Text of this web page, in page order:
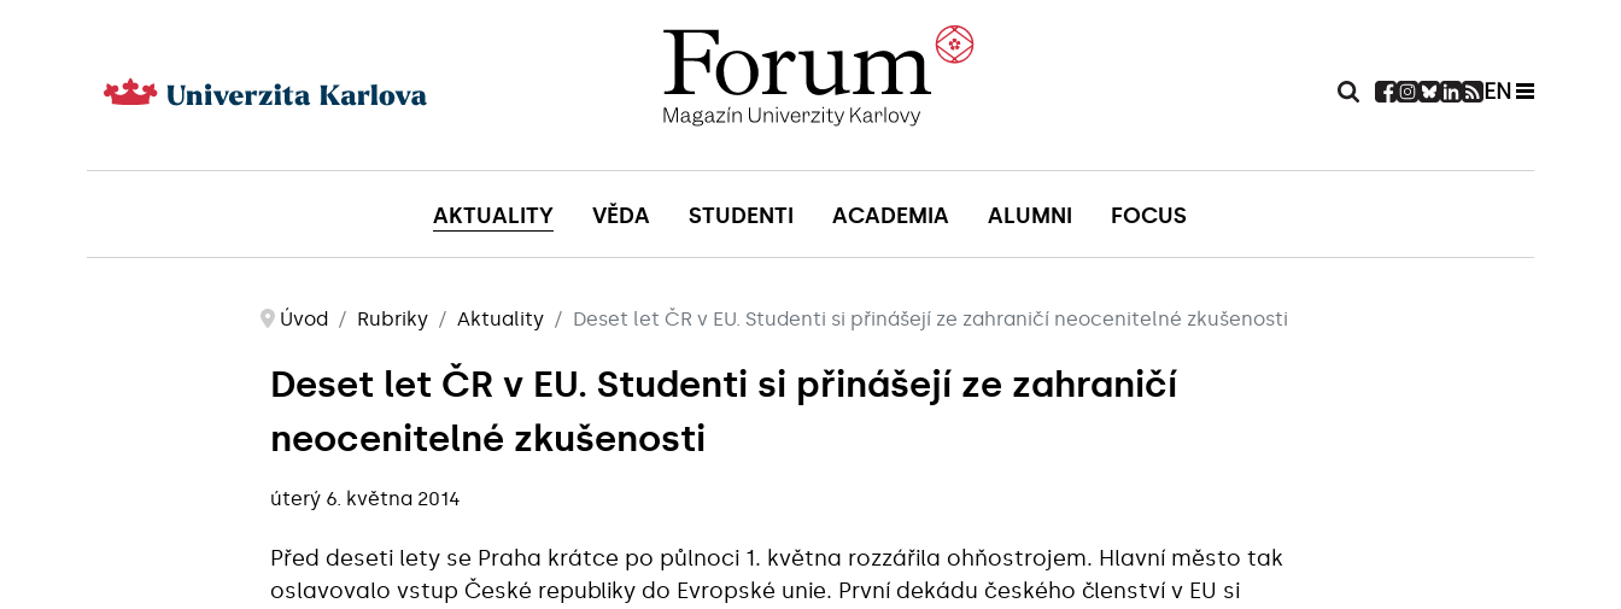
EN
AKTUALITY VĚDA STUDENTI ACADEMIA ALUMNI FOCUS
Úvod Rubriky Aktuality Deset let ČR v EU. Studenti si přinášejí ze zahraničí neocenitelné zkušenosti
Deset let ČR v EU. Studenti si přinášejí ze zahraničí
neocenitelné zkušenosti
úterý 6. května 2014
Před deseti lety se Praha krátce po půlnoci 1. května rozzářila ohňostrojem. Hlavní město tak
oslavovalo vstup České republiky do Evropské unie. První dekádu českého členství v EU si